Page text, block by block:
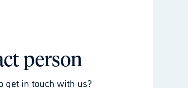
person
get in touch with us?